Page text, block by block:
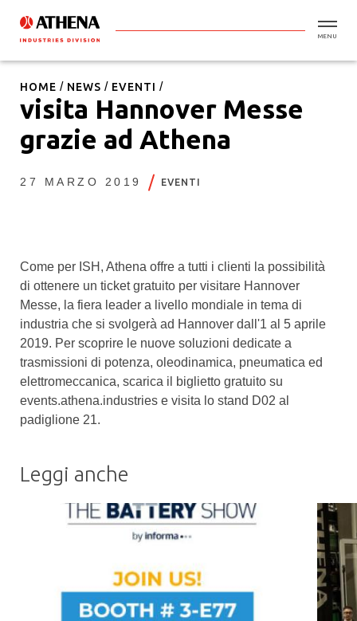
MENU
HOME NEWS EVENTI
visita Hannover Messe
grazie ad Athena
27 MARZO 2019 EVENTI
Come per ISH, Athena offre a tutti i clienti la possibilità
di ottenere un ticket gratuito per visitare Hannover
Messe, la fiera leader a livello mondiale in tema di
industria che si svolgerà ad Hannover dall'1 al 5 aprile
2019. Per scoprire le nuove soluzioni dedicate a
trasmissioni di potenza, oleodinamica, pneumatica ed
elettromeccanica, scarica il biglietto gratuito su
events.athena.industries e visita lo stand D02 al
padiglione 21.
Leggi anche